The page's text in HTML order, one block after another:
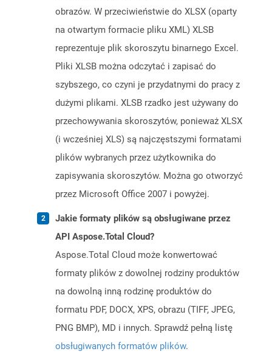
obrazów. W przeciwieństwie do XLSX (oparty
na otwartym formacie pliku XML) XLSB
reprezentuje plik skoroszytu binarnego Excel.
Pliki XLSB można odczytać i zapisać do
szybszego, co czyni je przydatnymi do pracy z
dużymi plikami. XLSB rzadko jest używany do
przechowywania skoroszytów, ponieważ XLSX
(i wcześniej XLS) są najczęstszymi formatami
plików wybranych przez użytkownika do
zapisywania skoroszytów. Można go otworzyć
przez Microsoft Office 2007 i powyżej.
Jakie formaty plików są obsługiwane przez
API Aspose.Total Cloud?
Aspose.Total Cloud może konwertować
formaty plików z dowolnej rodziny produktów
na dowolną inną rodzinę produktów do
formatu PDF, DOCX, XPS, obrazu (TIFF, JPEG,
PNG BMP), MD i innych. Sprawdź pełną listę
obsługiwanych formatów plików.